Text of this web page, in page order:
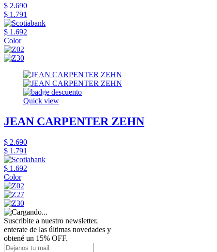
$ 2.690
$ 1.791
$ 1.692
Color
Quick view
JEAN CARPENTER ZEHN
$ 2.690
$ 1.791
$ 1.692
Color
Suscribite a nuestro newsletter,
enterate de las últimas novedades y
obtené un 15% OFF.